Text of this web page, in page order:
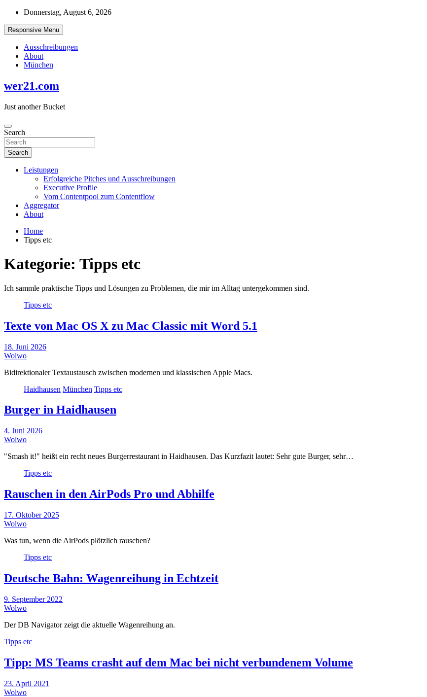
Skip
content
Donnerstag, August 6, 2026
Responsive Menu
Ausschreibungen
About
München
wer21.com
Just another Bucket
Search
Search
Leistungen
Erfolgreiche Pitches und Ausschreibungen
Executive Profile
Vom Contentpool zum Contentflow
Aggregator
About
Home
Tipps etc
Kategorie: Tipps etc
Ich sammle praktische Tipps und Lösungen zu Problemen, die mir im Alltag untergekommen sind.
Tipps etc
Texte von Mac OS X zu Mac Classic mit Word 5.1
18. Juni 2026
Wolwo
Bidirektionaler Textaustausch zwischen modernen und klassischen Apple Macs.
Haidhausen München Tipps etc
Burger in Haidhausen
4. Juni 2026
Wolwo
"Smash it!" heißt ein recht neues Burgerrestaurant in Haidhausen. Das Kurzfazit lautet: Sehr gute Burger, sehr…
Tipps etc
Rauschen in den AirPods Pro und Abhilfe
17. Oktober 2025
Wolwo
Was tun, wenn die AirPods plötzlich rauschen?
Tipps etc
Deutsche Bahn: Wagenreihung in Echtzeit
9. September 2022
Wolwo
Der DB Navigator zeigt die aktuelle Wagenreihung an.
Tipps etc
Tipp: MS Teams crasht auf dem Mac bei nicht verbundenem Volume
23. April 2021
Wolwo